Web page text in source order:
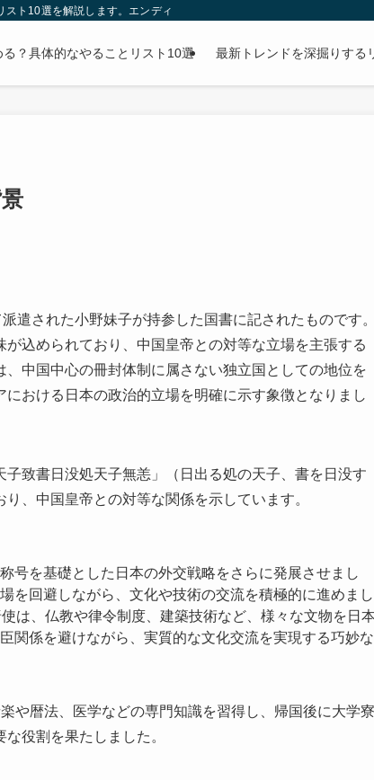
ト10選を解説します。エンディングノートの書き方から財産整理まで
？具体的なやることリスト10選 最新トレンドを深掘りする
遣された小野妹子が持参した国書に記されたものです
込められており、中国皇帝との対等な立場を主張する
中国中心の冊封体制に属さない独立国としての地位を
おける日本の政治的立場を明確に示す象徴となりまし
致書日没処天子無恙」（日出る処の天子、書を日没す
、中国皇帝との対等な関係を示しています。
号を基礎とした日本の外交戦略をさらに発展させまし
を回避しながら、文化や技術の交流を積極的に進めまし
は、仏教や律令制度、建築技術など、様々な文物を日
関係を避けながら、実質的な文化交流を実現する巧妙な
や暦法、医学などの専門知識を習得し、帰国後に大学寮
役割を果たしました。